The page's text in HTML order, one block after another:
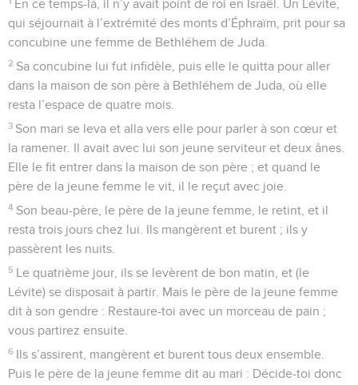
En ce temps-là, il n’y avait point de roi en Israël. Un Lévite,
qui séjournait à l’extrémité des monts d’Éphraïm, prit pour sa
concubine une femme de Bethléhem de Juda.
2 Sa concubine lui fut infidèle, puis elle le quitta pour aller
dans la maison de son père à Bethléhem de Juda, où elle
resta l’espace de quatre mois.
3 Son mari se leva et alla vers elle pour parler à son cœur et
la ramener. Il avait avec lui son jeune serviteur et deux ânes.
Elle le fit entrer dans la maison de son père ; et quand le
père de la jeune femme le vit, il le reçut avec joie.
4 Son beau-père, le père de la jeune femme, le retint, et il
resta trois jours chez lui. Ils mangèrent et burent ; ils y
passèrent les nuits.
5 Le quatrième jour, ils se levèrent de bon matin, et (le
Lévite) se disposait à partir. Mais le père de la jeune femme
dit à son gendre : Restaure-toi avec un morceau de pain ;
vous partirez ensuite.
6 Ils s’assirent, mangèrent et burent tous deux ensemble.
Puis le père de la jeune femme dit au mari : Décide-toi donc